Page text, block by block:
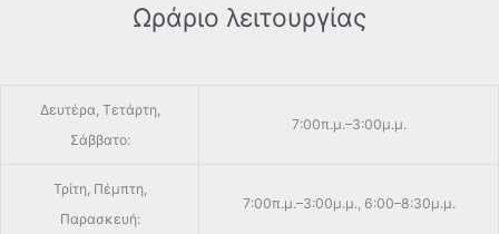
Ωράριο λειτουργίας
Δευτέρα, Τετάρτη,
Σάββατο:
7:00π.μ.–3:00μ.μ.
Τρίτη, Πέμπτη,
Παρασκευή:
7:00π.μ.–3:00μ.μ., 6:00–8:30μ.μ.